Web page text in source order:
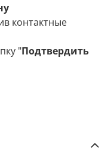
контактные
"Подтвердить